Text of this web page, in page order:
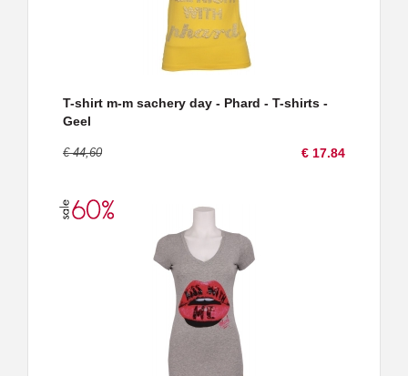
T-shirt m-m sachery day - Phard - T-shirts -
Geel
€ 44,60 € 17.84